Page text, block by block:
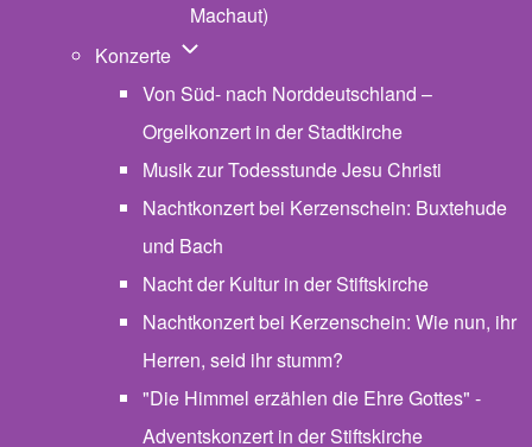
Machaut)
Konzerte Unternavigation von Konzerte
Von Süd- nach Norddeutschland –
Orgelkonzert in der Stadtkirche
Musik zur Todesstunde Jesu Christi
Nachtkonzert bei Kerzenschein: Buxtehude
und Bach
Nacht der Kultur in der Stiftskirche
Nachtkonzert bei Kerzenschein: Wie nun, ihr
Herren, seid ihr stumm?
"Die Himmel erzählen die Ehre Gottes" -
Adventskonzert in der Stiftskirche